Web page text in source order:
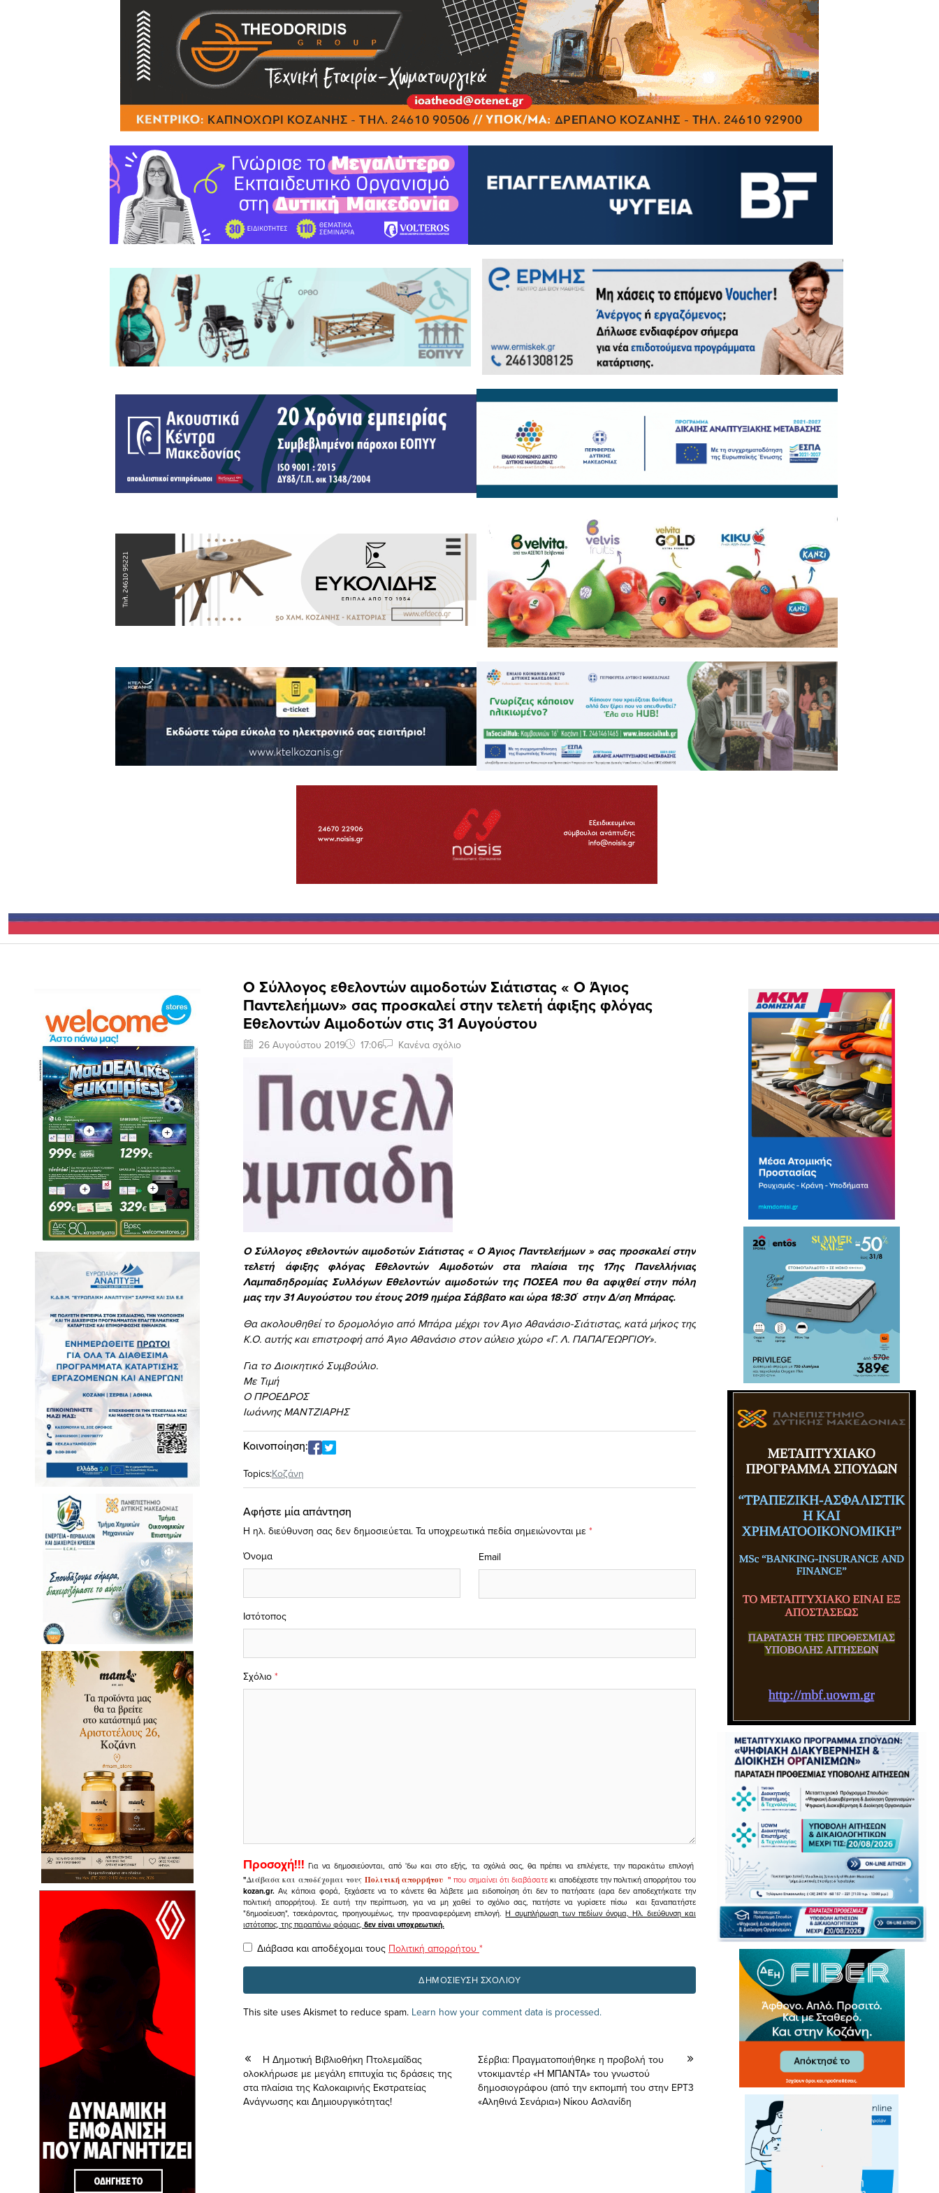
Ο Σύλλογος εθελοντών αιμοδοτών Σιάτιστας « Ο Άγιος
Παντελεήμων» σας προσκαλεί στην τελετή άφιξης φλόγας
Εθελοντών Αιμοδοτών στις 31 Αυγούστου
26 Αυγούστου 2019 17:06 Κανένα σχόλιο
Ο Σύλλογος εθελοντών αιμοδοτών Σιάτιστας « Ο Άγιος Παντελεήμων » σας προσκαλεί στην
τελετή άφιξης φλόγας Εθελοντών Αιμοδοτών στα πλαίσια της 17ης Πανελλήνιας
Λαμπαδηδρομίας Συλλόγων Εθελοντών αιμοδοτών της ΠΟΣΕΑ που θα αφιχθεί στην πόλη
μας την 31 Αυγούστου του έτους 2019 ημέρα Σάββατο και ώρα 18:30΄ στην Δ/ση Μπάρας.
Θα ακολουθηθεί το δρομολόγιο από Μπάρα μέχρι τον Άγιο Αθανάσιο-Σιάτιστας, κατά μήκος της
Κ.Ο. αυτής και επιστροφή από Άγιο Αθανάσιο στον αύλειο χώρο «Γ. Λ. ΠΑΠΑΓΕΩΡΓΙΟΥ».
Για το Διοικητικό Συμβούλιο.
Με Τιμή
Ο ΠΡΟΕΔΡΟΣ
Ιωάννης ΜΑΝΤΖΙΑΡΗΣ
Κοινοποίηση:
Topics:Κοζάνη
Αφήστε μία απάντηση
Η ηλ. διεύθυνση σας δεν δημοσιεύεται. Τα υποχρεωτικά πεδία σημειώνονται με *
Σχόλιο *
Όνομα Email
Ιστότοπος
Προσοχή!!! Για να δημοσιεύονται, από 'δω και στο εξής, τα σχόλιά σας, θα πρέπει να επιλέγετε, την παρακάτω επιλογή
"Διάβασα και αποδέχομαι τουςΠολιτική απορρήτου " που σημαίνει ότι διαβάσατεκι αποδέχεστε την πολιτική απορρήτου του
kozan.gr. Αν, κάποια φορά, ξεχάσετε να το κάνετε θα λάβετε μια ειδοποίηση ότι δεν το πατήσατε (αρα δεν αποδεχτήκατε την
πολιτική απορρήτου). Σε αυτή την περίπτωση, για να μη χαθεί το σχόλιο σας, πατήστε να γυρίσετε πίσω και ξαναπατήστε
"δημοσίευση", τσεκάροντας, προηγουμένως, την προαναφερόμενη επιλογή.Η συμπλήρωση των πεδίων όνομα, Ηλ. διεύθυνση και
ιστότοπος, της παραπάνω φόρμας, δεν είναι υποχρεωτική.
Διάβασα και αποδέχομαι τους Πολιτική απορρήτου *
This site uses Akismet to reduce spam. Learn how your comment data is processed.
Η Δημοτική Βιβλιοθήκη Πτολεμαΐδας
ολοκλήρωσε με μεγάλη επιτυχία τις δράσεις της
στα πλαίσια της Καλοκαιρινής Εκστρατείας
Ανάγνωσης και Δημιουργικότητας!
Σέρβια: Πραγματοποιήθηκε η προβολή του
ντοκιμαντέρ «Η ΜΠΑΝΤΑ» του γνωστού
δημοσιογράφου (από την εκπομπή του στην ΕΡΤ3
«Αληθινά Σενάρια») Νίκου Ασλανίδη